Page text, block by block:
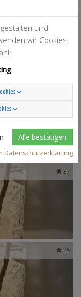
37
25
und
wir Cookies.
Alle bestätigen
Datenschutzerklärung